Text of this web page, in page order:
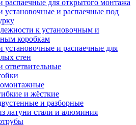
распаечные для открытого монтажа
установочные и распаечные под
к установочным и
коробкам
установочные и распаечные для
стен
ответвительные
и жёсткие
и разборные
латуни стали и алюминия